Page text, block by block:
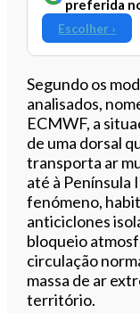
preferida
Escolher ›
Segundo os
analisados,
ECMWF, a
de uma dorsal
transporta ar
até à Península
fenómeno,
anticiclones
bloqueio
circulação
massa de ar
território.